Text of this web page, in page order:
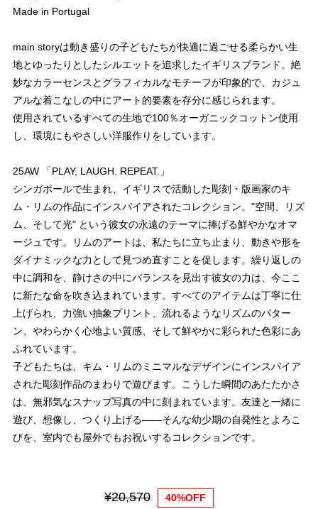
Made in Portugal
main storyは動き盛りの子どもたちが快適に過ごせる柔らかい生
地とゆったりとしたシルエットを追求したイギリスブランド。絶
妙なカラーセンスとグラフィカルなモチーフが印象的で、カジュ
アルな着こなしの中にアート的要素を存分に感じられます。
使用されているすべての生地で100％オーガニックコットン使用
し、環境にもやさしい洋服作りをしています。
25AW 「PLAY, LAUGH. REPEAT.」
シンガポールで生まれ、イギリスで活動した彫刻・版画家のキ
ム・リムの作品にインスパイアされたコレクション。"空間、リズ
ム、そして光" という彼女の永遠のテーマに捧げる鮮やかなオマ
ージュです。リムのアートは、私たちに立ち止まり、動きや形を
ダイナミックな力として見つめ直すことを促します。繰り返しの
中に調和を、静けさの中にバランスを見出す彼女の力は、今ここ
に新たな命を吹き込まれています。すべてのアイテムは丁寧に仕
上げられ、力強い抽象プリント、流れるようなリズムのパター
ン、やわらかく心地よい質感、そして鮮やかに彩られた色彩にあ
ふれています。
子どもたちは、キム・リムのミニマルなデザインにインスパイア
された彫刻作品のまわりで遊びます。こうした瞬間のあたたかさ
は、無邪気なスナップ写真の中に刻まれています。友達と一緒に
遊び、想像し、つくり上げる――そんな幼少期の自発性とよろこ
びを、室内でも屋外でもお祝いするコレクションです。
¥20,570 40%OFF